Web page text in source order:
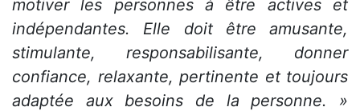
motiver les personnes à être actives et
indépendantes. Elle doit être amusante,
stimulante, responsabilisante, donner
confiance, relaxante, pertinente et toujours
adaptée aux besoins de la personne. »